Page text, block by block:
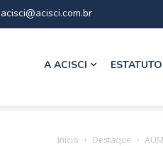
acisci@acisci.com.br
A ACISCI ESTATUTO
Início Destaque